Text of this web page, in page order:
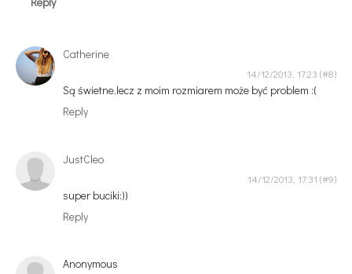
Catherine
14/12/2013, 17:23
Są świetne,lecz z moim rozmiarem może być problem :(
Reply
JustCleo
14/12/2013, 17:31
super buciki:))
Reply
Anonymous